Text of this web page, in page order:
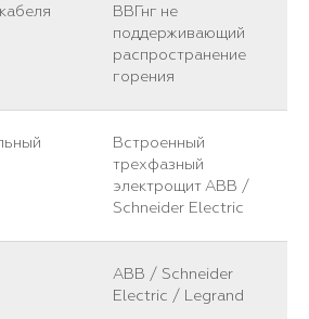
ВВГнг не
поддерживающий
распространение
горения
Встроенный
трехфазный
электрощит ABB /
Schneider Electric
ABB / Schneider
Electric / Legrand